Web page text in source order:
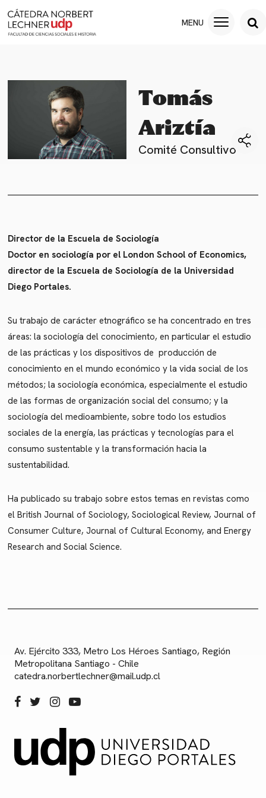
Tomás
Ariztía
Comité Consultivo
Director de la Escuela de Sociología
Doctor en sociología por el London School of Economics,
director de la Escuela de Sociología de la Universidad
Diego Portales.
Su trabajo de carácter etnográfico se ha concentrado en tres
áreas: la sociología del conocimiento, en particular el estudio
de las prácticas y los dispositivos de producción de
conocimiento en el mundo económico y la vida social de los
métodos; la sociología económica, especialmente el estudio
de las formas de organización social del consumo; y la
sociología del medioambiente, sobre todo los estudios
sociales de la energía, las prácticas y tecnologías para el
consumo sustentable y la transformación hacia la
sustentabilidad.
Ha publicado su trabajo sobre estos temas en revistas como
el British Journal of Sociology, Sociological Review, Journal of
Consumer Culture, Journal of Cultural Economy, and Energy
Research and Social Science.
Av. Ejército 333, Metro Los Héroes Santiago, Región
Metropolitana Santiago - Chile
catedra.norbertlechner@mail.udp.cl